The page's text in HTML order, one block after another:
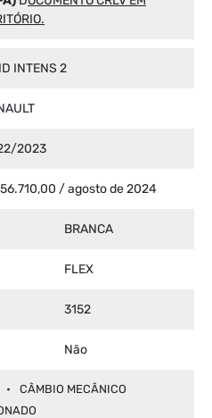
INTENS 2
2023
/ agosto de 2024
BRANCA
FLEX
3152
Não
CÂMBIO MECÂNICO